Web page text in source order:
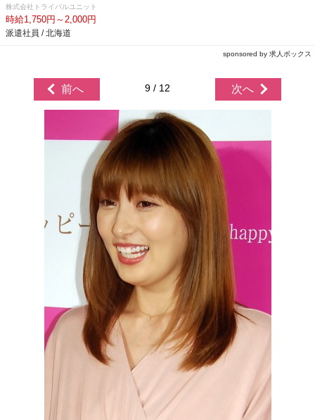
株式会社トライバルユニット
時給1,750円～2,000円
派遣社員 / 北海道
sponsored by 求人ボックス
前へ 9 / 12 次へ